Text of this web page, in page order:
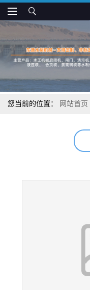
您当前的位置： 网站首页